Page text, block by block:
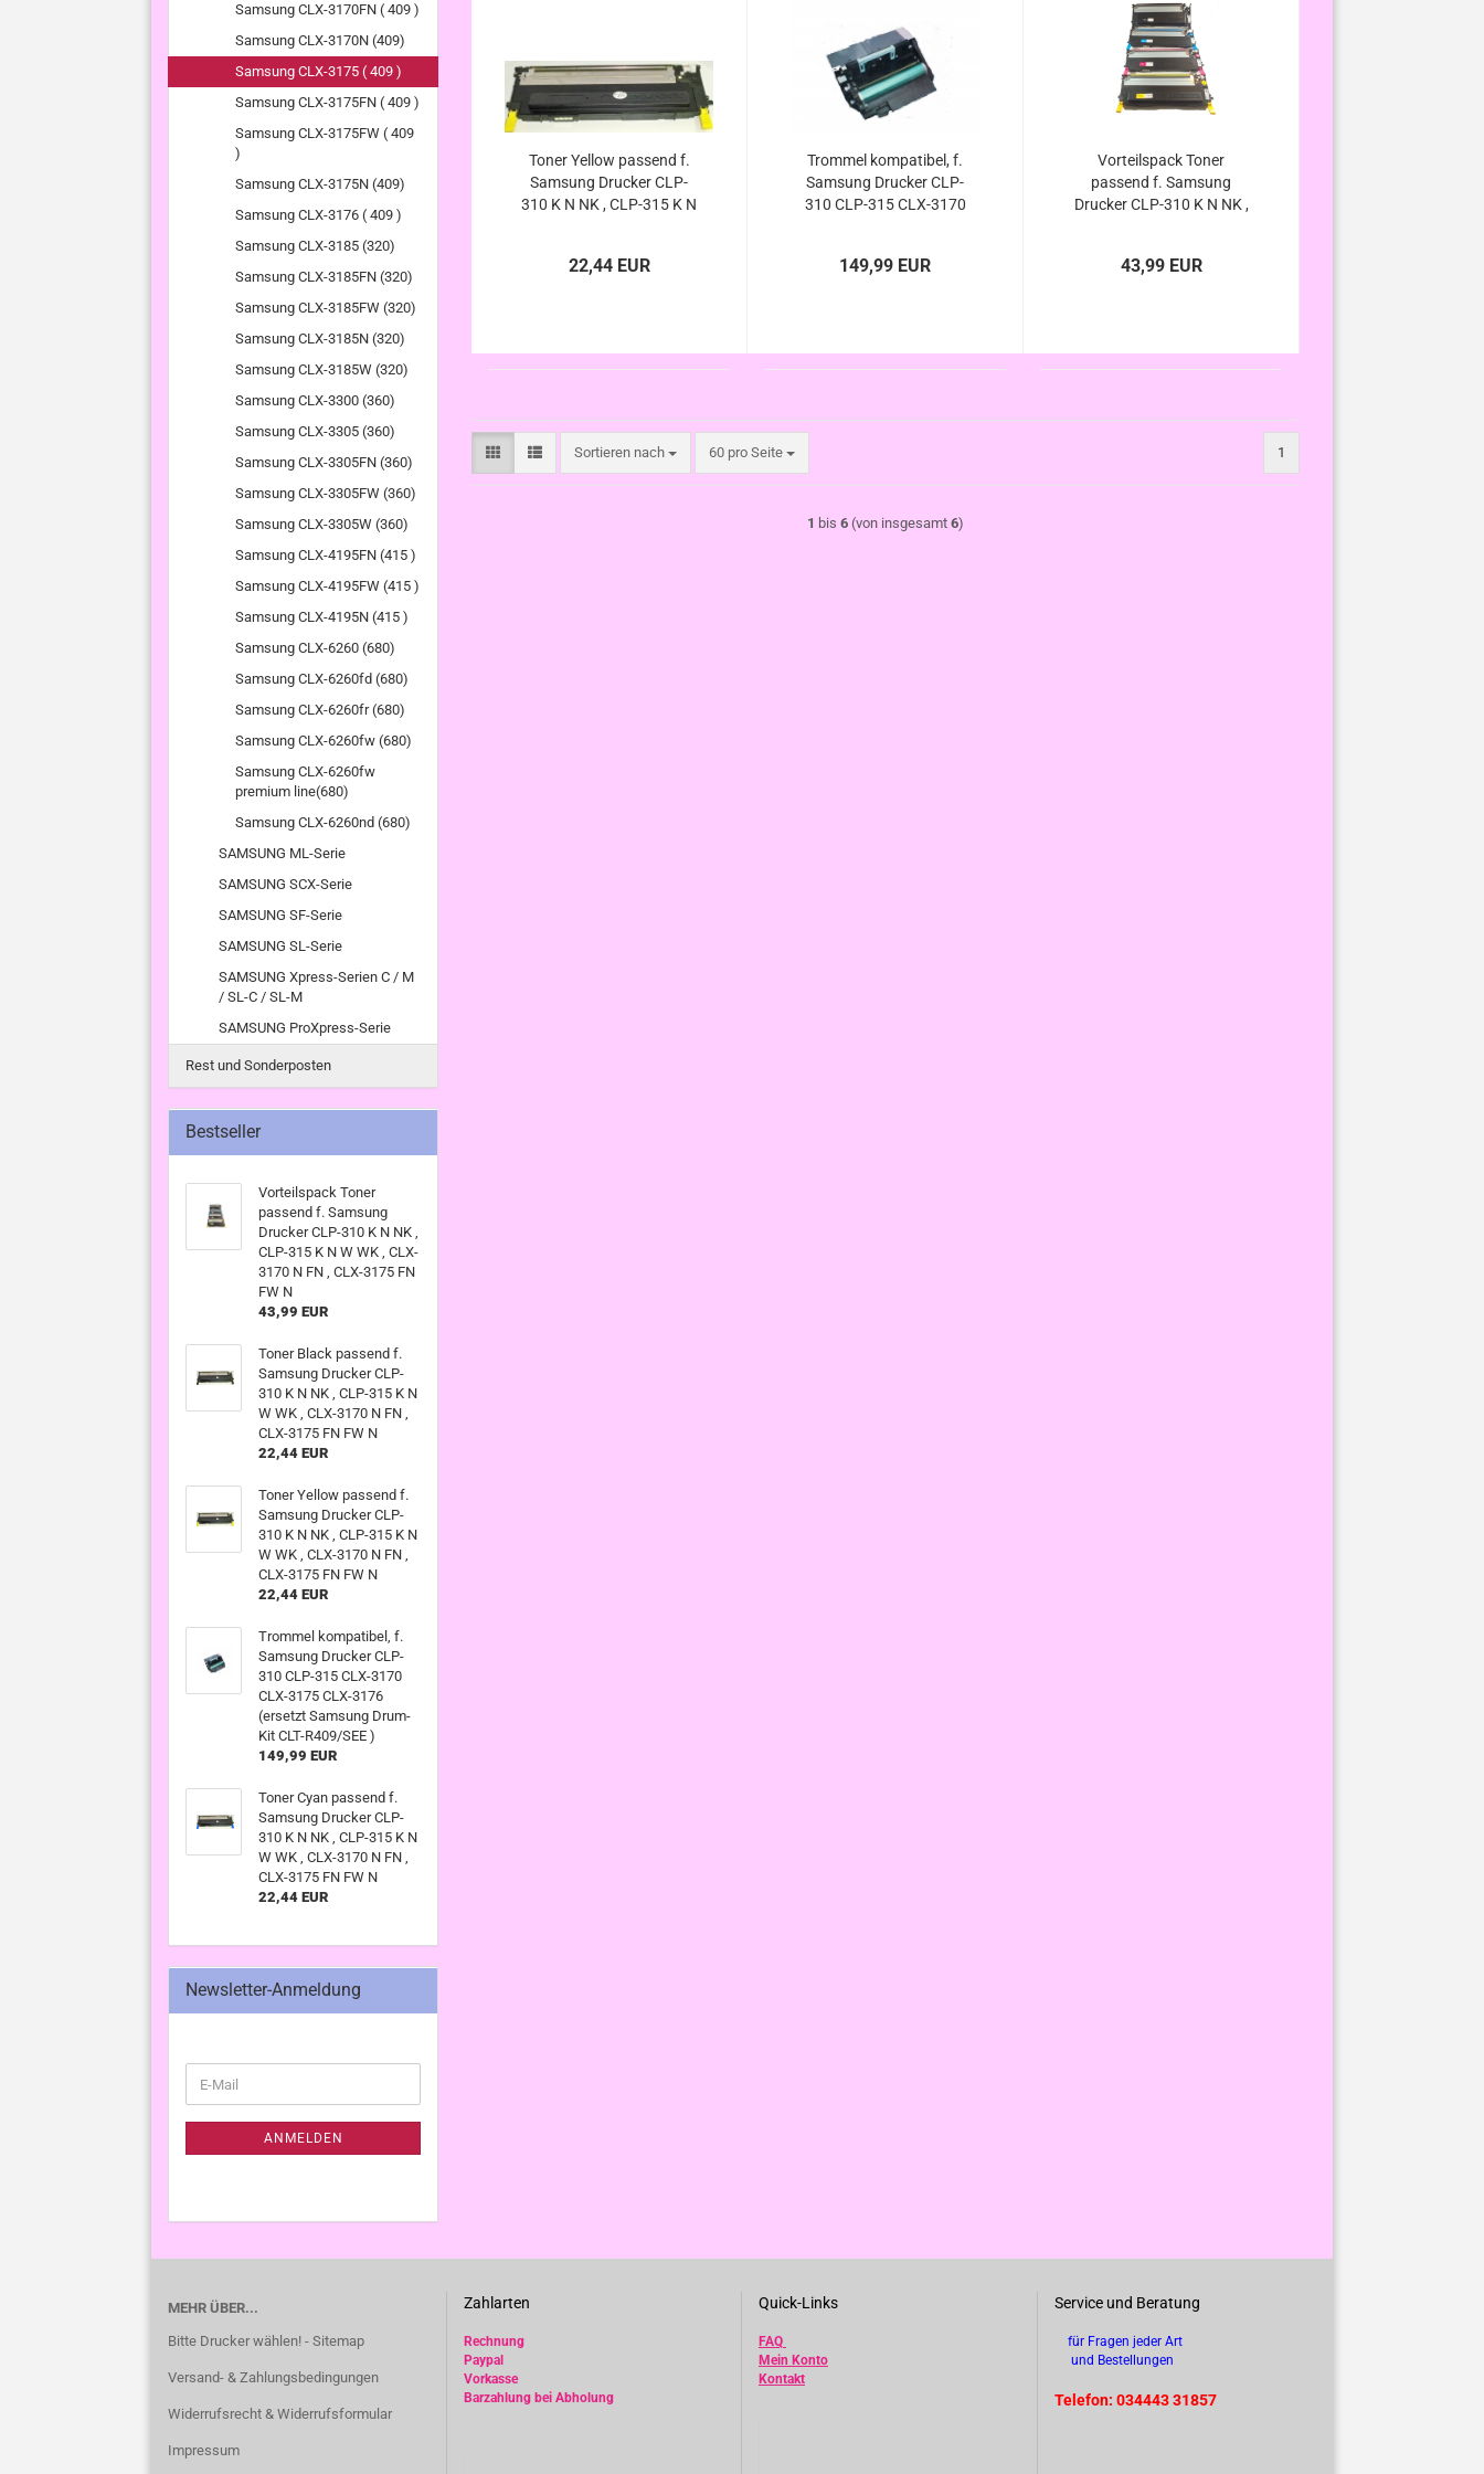
Toner Yellow passend f.
Samsung Drucker CLP-
310 K N NK , CLP-315 K N
22,44 EUR
Trommel kompatibel, f.
Samsung Drucker CLP-
310 CLP-315 CLX-3170
Kit CLT-R409/SEE )
149,99 EUR
Vorteilspack Toner
passend f. Samsung
Drucker CLP-310 K N NK ,
FW N
43,99 EUR
Sortieren nach
Sortieren nach 60 pro Seite
pro Seite 1
1 bis 6 (von insgesamt 6)
Samsung CLX-3170FN ( 409 )
Samsung CLX-3170N (409)
Samsung CLX-3175 ( 409 )
Samsung CLX-3175FN ( 409 )
Samsung CLX-3175FW ( 409
)
Samsung CLX-3175N (409)
Samsung CLX-3176 ( 409 )
Samsung CLX-3185 (320)
Samsung CLX-3185FN (320)
Samsung CLX-3185FW (320)
Samsung CLX-3185N (320)
Samsung CLX-3185W (320)
Samsung CLX-3300 (360)
Samsung CLX-3305 (360)
Samsung CLX-3305FN (360)
Samsung CLX-3305FW (360)
Samsung CLX-3305W (360)
Samsung CLX-4195FN (415 )
Samsung CLX-4195FW (415 )
Samsung CLX-4195N (415 )
Samsung CLX-6260 (680)
Samsung CLX-6260fd (680)
Samsung CLX-6260fr (680)
Samsung CLX-6260fw (680)
Samsung CLX-6260fw
premium line(680)
Samsung CLX-6260nd (680)
SAMSUNG ML-Serie
SAMSUNG SCX-Serie
SAMSUNG SF-Serie
SAMSUNG SL-Serie
SAMSUNG Xpress-Serien C / M
/ SL-C / SL-M
SAMSUNG ProXpress-Serie
Rest und Sonderposten
Bestseller
Vorteilspack Toner
passend f. Samsung
Drucker CLP-310 K N NK ,
CLP-315 K N W WK , CLX-
3170 N FN , CLX-3175 FN
FW N
43,99 EUR
Toner Black passend f.
Samsung Drucker CLP-
310 K N NK , CLP-315 K N
W WK , CLX-3170 N FN ,
CLX-3175 FN FW N
22,44 EUR
Toner Yellow passend f.
Samsung Drucker CLP-
310 K N NK , CLP-315 K N
W WK , CLX-3170 N FN ,
CLX-3175 FN FW N
22,44 EUR
Trommel kompatibel, f.
Samsung Drucker CLP-
310 CLP-315 CLX-3170
CLX-3175 CLX-3176
(ersetzt Samsung Drum-
Kit CLT-R409/SEE )
149,99 EUR
Toner Cyan passend f.
Samsung Drucker CLP-
310 K N NK , CLP-315 K N
W WK , CLX-3170 N FN ,
CLX-3175 FN FW N
22,44 EUR
Newsletter-Anmeldung
ZUR
ANMELDUNG
E-
Mail
ANMELDEN
MEHR ÜBER...
Bitte Drucker wählen! - Sitemap
Versand- & Zahlungsbedingungen
Widerrufsrecht & Widerrufsformular
Impressum
Zahlarten
Rechnung
Paypal
Vorkasse
Barzahlung bei Abholung
Quick-Links
FAQ
Mein Konto
Kontakt
Service und Beratung
für Fragen jeder Art
und Bestellungen
Telefon: 034443 31857